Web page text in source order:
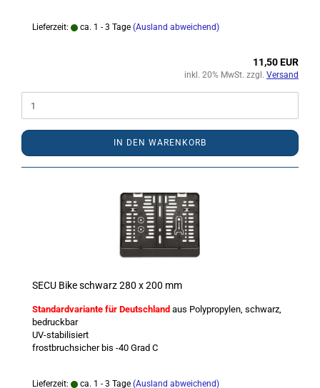
Lieferzeit: ca. 1 - 3 Tage (Ausland abweichend)
11,50 EUR
inkl. 20% MwSt. zzgl. Versand
IN DEN WARENKORB
SECU Bike schwarz 280 x 200 mm
Standardvariante für Deutschland aus Polypropylen, schwarz,
bedruckbar
UV-stabilisiert
frostbruchsicher bis -40 Grad C
Lieferzeit: ca. 1 - 3 Tage (Ausland abweichend)